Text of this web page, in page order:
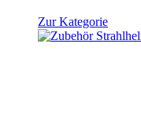
Zur Kategorie